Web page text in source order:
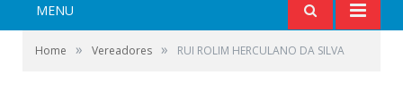
MENU
Home » Vereadores » RUI ROLIM HERCULANO DA SILVA